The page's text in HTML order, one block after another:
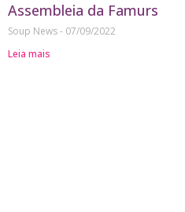
Assembleia da Famurs
Soup News
07/09/2022
Leia mais